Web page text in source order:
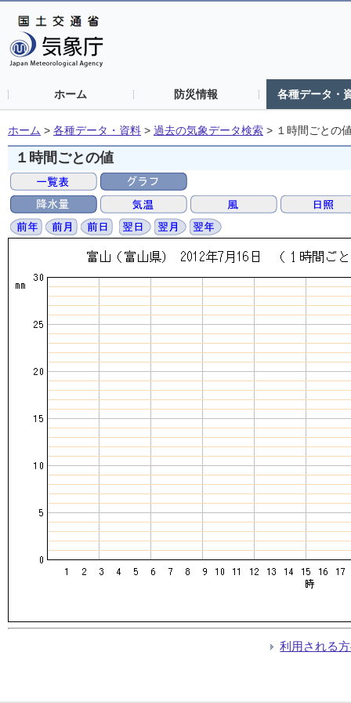
ホーム 防災情報 各種データ・
ホーム > 各種データ・資料 > 過去の気象データ検索 > １時間ごとの
１時間ごとの値
利用される